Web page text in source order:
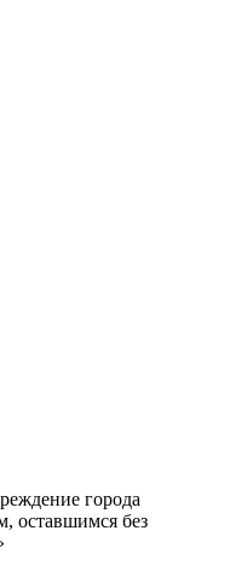
города
оставшимся без